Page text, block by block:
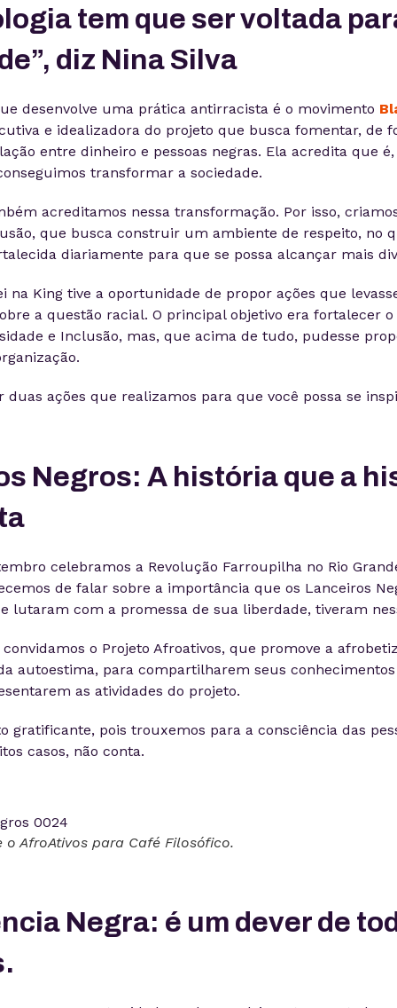
tem que ser voltada
diz Nina Silva
desenvolve uma prática antirracista é o movimento
e idealizadora do projeto que busca fomentar, de
entre dinheiro e pessoas negras. Ela acredita que
transformar a sociedade.
acreditamos nessa transformação. Por isso,
que busca construir um ambiente de respeito, no
diariamente para que se possa alcançar mais
na King tive a oportunidade de propor ações que
a questão racial. O principal objetivo era fortalecer
e Inclusão, mas, que acima de tudo, pudesse
duas ações que realizamos para que você possa se
Negros: A história que a
celebramos a Revolução Farroupilha no Rio
de falar sobre a importância que os Lanceiros
lutaram com a promessa de sua liberdade, tiveram
convidamos o Projeto Afroativos, que promove a
autoestima, para compartilharem seus
as atividades do projeto.
gratificante, pois trouxemos para a consciência das
casos, não conta.
o AfroAtivos para Café Filosófico.
Negra: é um dever de